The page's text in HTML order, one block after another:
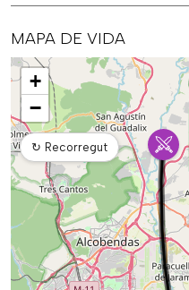
MAPA DE VIDA
Mapa
+
−
↻ Recorregut